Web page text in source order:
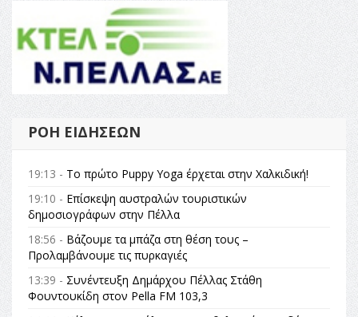
ΡΟΉ ΕΙΔΉΣΕΩΝ
19:13 - Το πρώτο Puppy Yoga έρχεται στην Χαλκιδική!
19:10 - Επίσκεψη αυστραλών τουριστικών
δημοσιογράφων στην Πέλλα
18:56 - Βάζουμε τα μπάζα στη θέση τους –
Προλαμβάνουμε τις πυρκαγιές
13:39 - Συνέντευξη Δημάρχου Πέλλας Στάθη
Φουντουκίδη στον Pella FM 103,3